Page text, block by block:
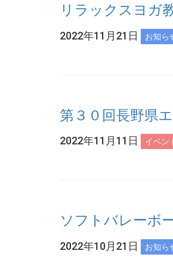
リラックスヨガ
2022年11月21日 お知ら
第３０回長野県
2022年11月11日 イベン
ソフトバレーボ
2022年10月21日 お知ら